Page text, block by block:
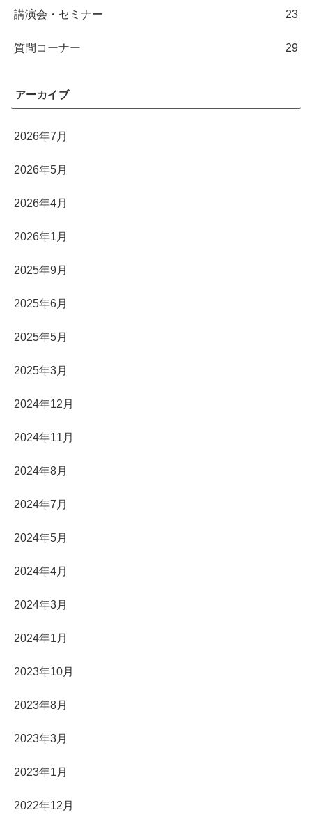
講演会・セミナー 23
質問コーナー 29
アーカイブ
2026年7月
2026年5月
2026年4月
2026年1月
2025年9月
2025年6月
2025年5月
2025年3月
2024年12月
2024年11月
2024年8月
2024年7月
2024年5月
2024年4月
2024年3月
2024年1月
2023年10月
2023年8月
2023年3月
2023年1月
2022年12月